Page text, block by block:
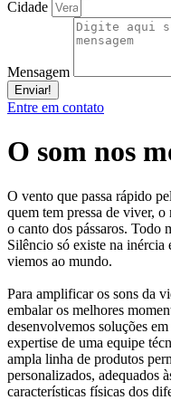
Cidade
Mensagem
Enviar!
Entre em contato
O som nos
O vento que passa rápido
quem tem pressa de viver,
o canto dos pássaros. Todo
Silêncio só existe na inércia
viemos ao mundo.
Para amplificar os sons da
embalar os melhores
desenvolvemos soluções
expertise de uma equipe
ampla linha de produtos
personalizados, adequados
características físicas dos